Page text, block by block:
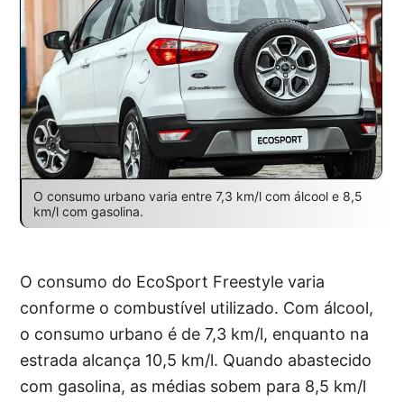
O consumo urbano varia entre 7,3 km/l com álcool e 8,5
km/l com gasolina.
O consumo do EcoSport Freestyle varia
conforme o combustível utilizado. Com álcool,
o consumo urbano é de 7,3 km/l, enquanto na
estrada alcança 10,5 km/l. Quando abastecido
com gasolina, as médias sobem para 8,5 km/l